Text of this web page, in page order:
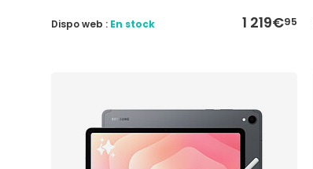
1 219€95
Dispo web : En stock